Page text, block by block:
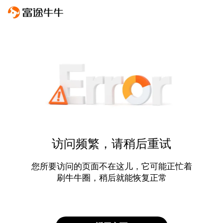
访问频繁，请稍后重试
您所要访问的页面不在这儿，它可能正忙着
刷牛牛圈，稍后就能恢复正常